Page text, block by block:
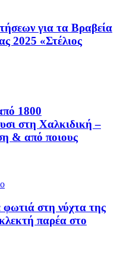
για τα Βραβεία
2025 «Στέλιος
1800
στη Χαλκιδική –
& από ποιους
στη νύχτα της
παρέα στο